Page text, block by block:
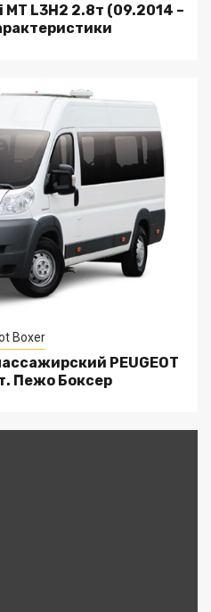
L3H2 2.8т (09.2014 –
Boxer
PEUGEOT
Пежо Боксер